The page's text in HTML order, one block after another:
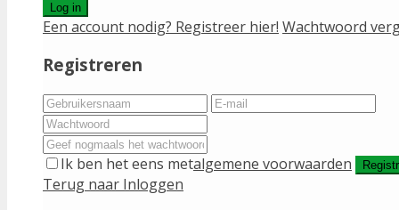
Log in
Een account nodig? Registreer hier! Wachtwoord
Registreren
Ik ben het eens metalgemene voorwaarden
Terug naar Inloggen